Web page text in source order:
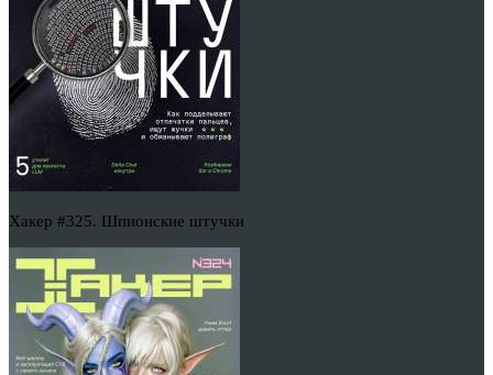
Хакер #325. Шпионские штучки